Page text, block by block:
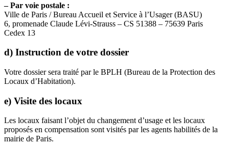
– Par voie postale :
Ville de Paris / Bureau Accueil et Service à l’Usager (BASU)
6, promenade Claude Lévi-Strauss – CS 51388 – 75639 Paris
Cedex 13
d) Instruction de votre dossier
Votre dossier sera traité par le BPLH (Bureau de la Protection des
Locaux d’Habitation).
e) Visite des locaux
Les locaux faisant l’objet du changement d’usage et les locaux
proposés en compensation sont visités par les agents habilités de la
mairie de Paris.